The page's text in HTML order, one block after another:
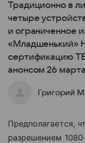
Традиционно в
четыре
и ограниченное
«Младшенький»
сертификацию
анонсом 26
Григорий
Предполагается,
разрешением